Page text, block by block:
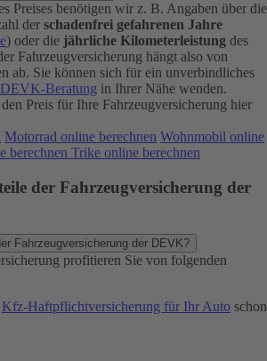
Preises benötigen wir z. B. Angaben über die
der schadenfrei gefahrenen Jahre
) oder die jährliche Kilometerleistung des
Fahrzeugversicherung hängt also von
ab. Sie können sich für ein unverbindliches
DEVK-Beratung in Ihrer Nähe wenden.
Preis für Ihre Fahrzeugversicherung hier
Motorrad online berechnen Wohnmobil online
berechnen Trike online berechnen
der Fahrzeugversicherung der
Fahrzeugversicherung der DEVK?
profitieren Sie von folgenden
Kfz-Haftpflichtversicherung für Ihr Auto schon